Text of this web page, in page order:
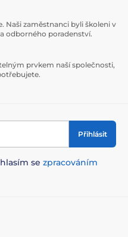
Naši zaměstnanci byli školeni v
odborného poradenství.
prvkem naší společnosti,
Přihlásit
se zpracováním